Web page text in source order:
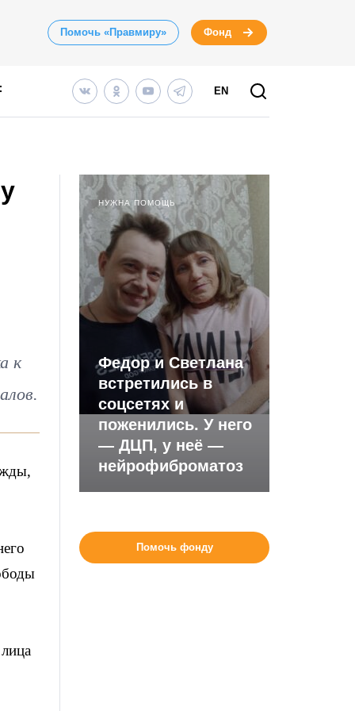
Помочь «Правмиру» Фонд
EN
к
НУЖНА ПОМОЩЬ
Федор и Светлана
встретились в
соцсетях и
поженились. У него
— ДЦП, у неё —
нейрофиброматоз
Помочь фонду